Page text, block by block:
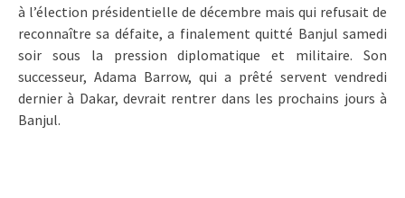
à l’élection présidentielle de décembre mais qui refusait de
reconnaître sa défaite, a finalement quitté Banjul samedi
soir sous la pression diplomatique et militaire. Son
successeur, Adama Barrow, qui a prêté servent vendredi
dernier à Dakar, devrait rentrer dans les prochains jours à
Banjul.